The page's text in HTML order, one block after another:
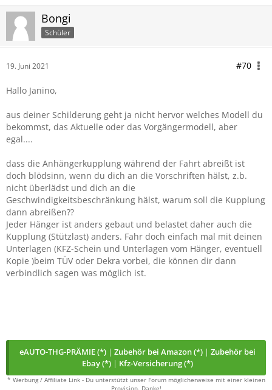
Bongi
Schüler
19. Juni 2021 #70
Hallo Janino,
aus deiner Schilderung geht ja nicht hervor welches Modell du
bekommst, das Aktuelle oder das Vorgängermodell, aber
egal....
dass die Anhängerkupplung während der Fahrt abreißt ist
doch blödsinn, wenn du dich an die Vorschriften hälst, z.b.
nicht überlädst und dich an die
Geschwindigkeitsbeschränkung hälst, warum soll die Kupplung
dann abreißen??
Jeder Hänger ist anders gebaut und belastet daher auch die
Kupplung (Stützlast) anders. Fahr doch einfach mal mit deinen
Unterlagen (KFZ-Schein und Unterlagen vom Hänger, eventuell
Kopie )beim TÜV oder Dekra vorbei, die können dir dann
verbindlich sagen was möglich ist.
eAUTO-THG-PRÄMIE (*) | Zubehör bei Amazon (*) | Zubehör bei
Ebay (*) | Kfz-Versicherung (*)
* Werbung / Affiliate Link - Du unterstützt unser Forum möglicherweise mit einer kleinen